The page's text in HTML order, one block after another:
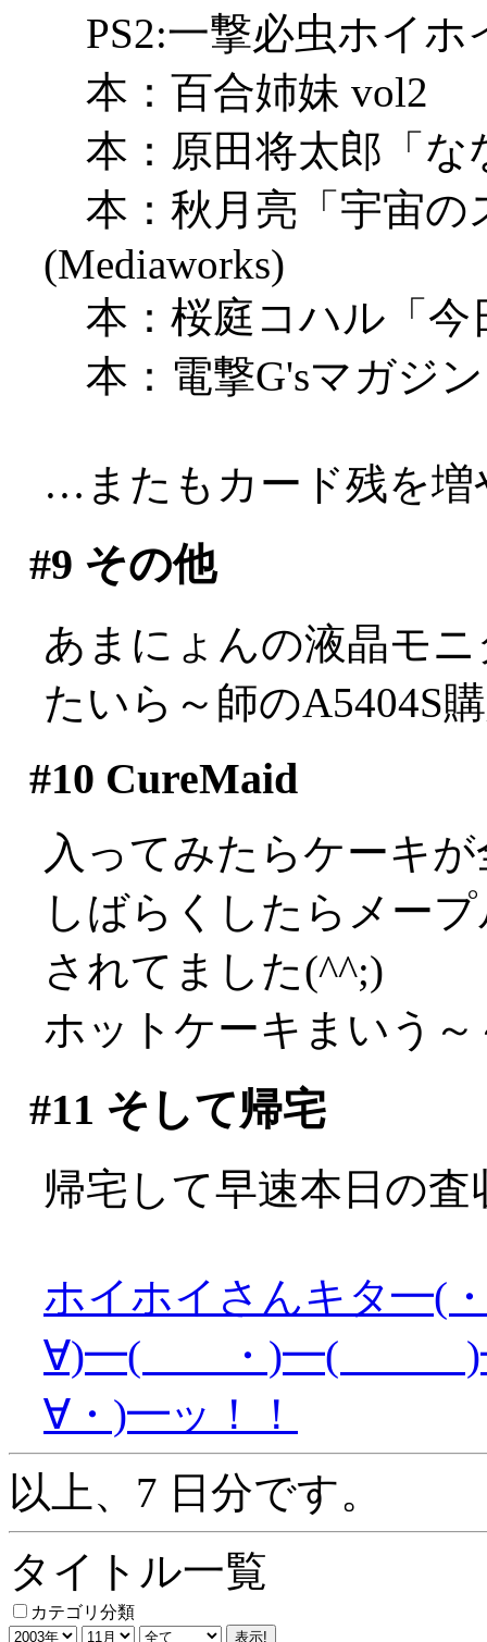
PS2:一撃必虫ホイホ
本：百合姉妹 vol2
本：原田将太郎「な
本：秋月亮「宇宙の
(Mediaworks)
本：桜庭コハル「今
本：電撃G'sマガジン
…またもカード残を
#9 その他
あまにょんの液晶モ
たいら～師のA5404S
#10 CureMaid
入ってみたらケーキ
しばらくしたらメー
されてました(^^;)
ホットケーキまいう
#11 そして帰宅
帰宅して早速本日の査
ホイホイさんキタ━(
∀)━( ・)━(
∀・)━ッ！！
以上、7 日分です。
タイトル一覧
カテゴリ分類